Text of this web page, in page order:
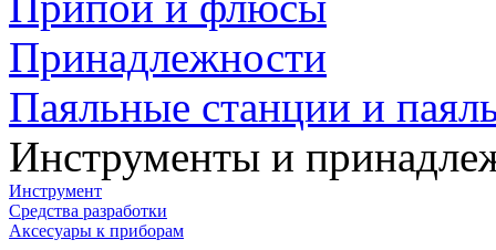
Принадлежности
Паяльные станции и
Инструменты и
Инструмент
Средства разработки
Аксесуары к приборам